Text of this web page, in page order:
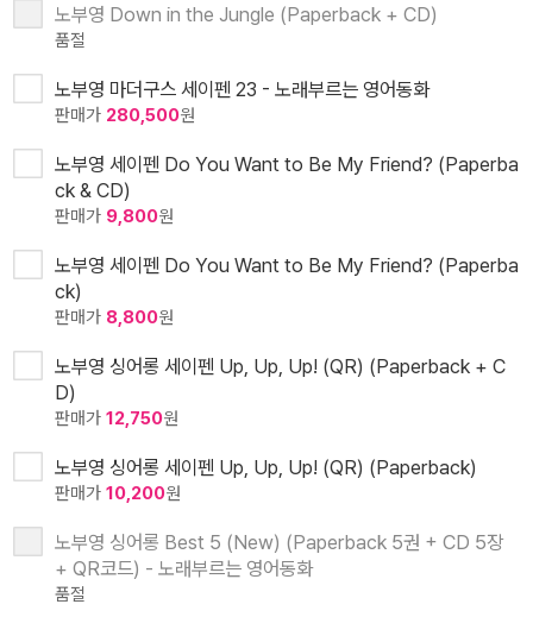
노부영 Down in the Jungle (Paperback + CD)
품절
노부영 마더구스 세이펜 23 - 노래부르는 영어동화
판매가 280,500원
노부영 세이펜 Do You Want to Be My Friend? (Paperba
ck & CD)
판매가 9,800원
노부영 세이펜 Do You Want to Be My Friend? (Paperba
ck)
판매가 8,800원
노부영 싱어롱 세이펜 Up, Up, Up! (QR) (Paperback + C
D)
판매가 12,750원
노부영 싱어롱 세이펜 Up, Up, Up! (QR) (Paperback)
판매가 10,200원
노부영 싱어롱 Best 5 (New) (Paperback 5권 + CD 5장
+ QR코드) - 노래부르는 영어동화
품절